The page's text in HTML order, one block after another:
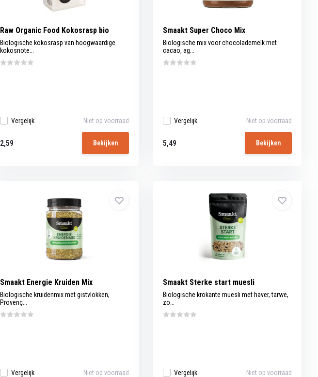
Raw Organic Food Kokosrasp bio
Biologische kokosrasp van hoogwaardige
kokosnote...
Vergelijk Niet op voorraad
2,59 Bekijken
Smaakt Super Choco Mix
Biologische mix voor chocolademelk met
cacao, ag...
Vergelijk Niet op voorraad
5,49 Bekijken
Smaakt Energie Kruiden Mix
Biologische kruidenmix met gistvlokken,
Provenç...
Vergelijk Niet op voorraad
Smaakt Sterke start muesli
Biologische krokante muesli met haver, tarwe,
zo...
Vergelijk Niet op voorraad